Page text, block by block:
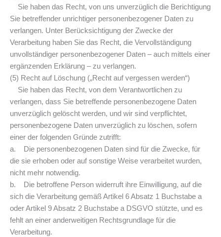
Sie haben das Recht, von uns unverzüglich die Berichtigung
Sie betreffender unrichtiger personenbezogener Daten zu
verlangen. Unter Berücksichtigung der Zwecke der
Verarbeitung haben Sie das Recht, die Vervollständigung
unvollständiger personenbezogener Daten – auch mittels einer
ergänzenden Erklärung – zu verlangen.
(5) Recht auf Löschung („Recht auf vergessen werden“)
Sie haben das Recht, von dem Verantwortlichen zu
verlangen, dass Sie betreffende personenbezogene Daten
unverzüglich gelöscht werden, und wir sind verpflichtet,
personenbezogene Daten unverzüglich zu löschen, sofern
einer der folgenden Gründe zutrifft:
a. Die personenbezogenen Daten sind für die Zwecke, für
die sie erhoben oder auf sonstige Weise verarbeitet wurden,
nicht mehr notwendig.
b. Die betroffene Person widerruft ihre Einwilligung, auf die
sich die Verarbeitung gemäß Artikel 6 Absatz 1 Buchstabe a
oder Artikel 9 Absatz 2 Buchstabe a DSGVO stützte, und es
fehlt an einer anderweitigen Rechtsgrundlage für die
Verarbeitung.